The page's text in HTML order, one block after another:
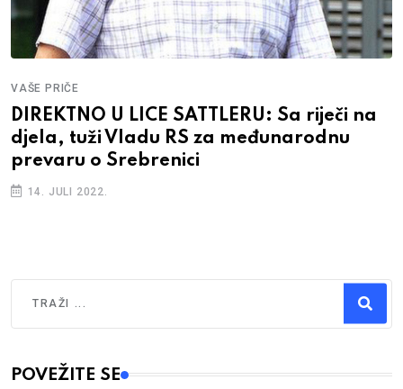
VAŠE PRIČE
DIREKTNO U LICE SATTLERU: Sa riječi na
djela, tuži Vladu RS za međunarodnu
prevaru o Srebrenici
14. JULI 2022.
Type 2 or more characters for results.
POVEŽITE SE